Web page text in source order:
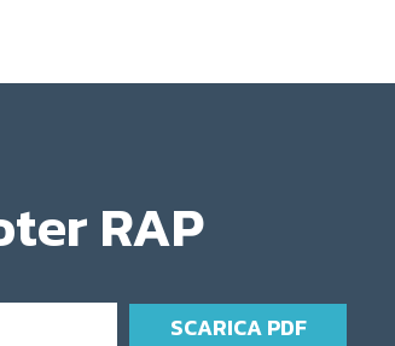
RAP
SCARICA PDF